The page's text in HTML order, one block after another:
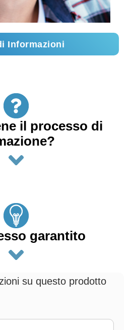
Informazioni
il processo di
garantito
su questo prodotto